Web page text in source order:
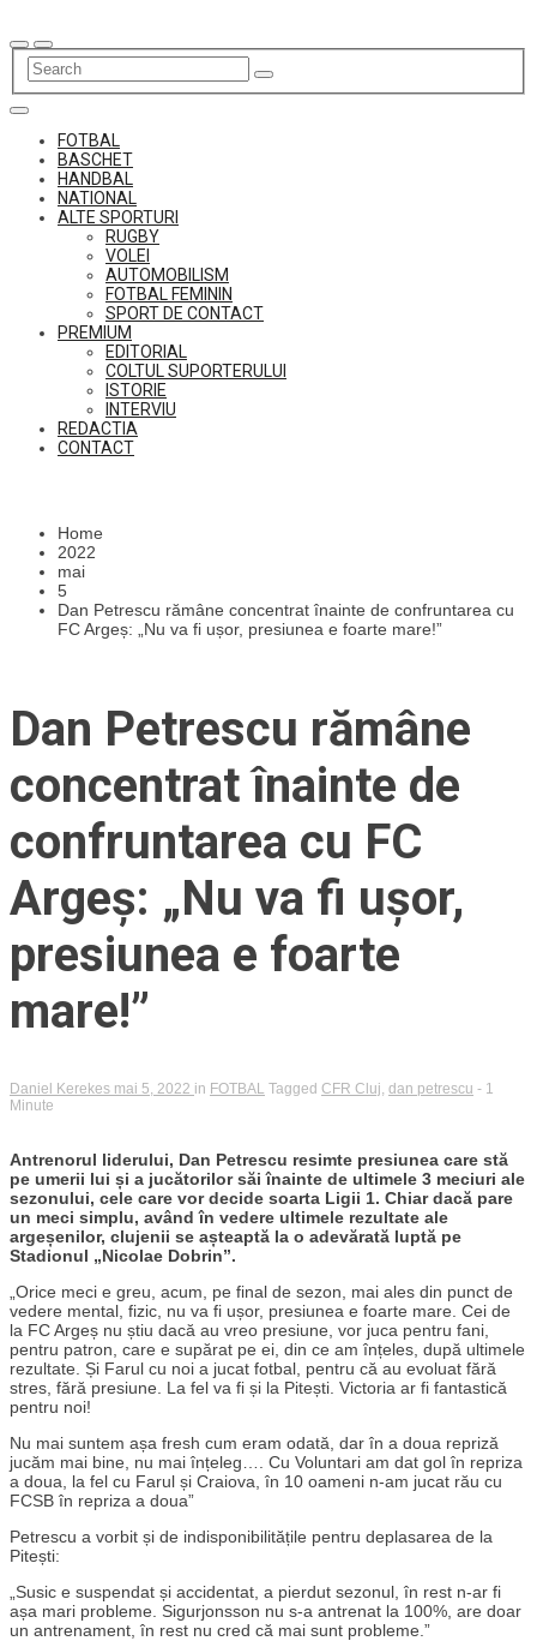
to
content
FOTBAL
BASCHET
HANDBAL
NATIONAL
ALTE SPORTURI
RUGBY
VOLEI
AUTOMOBILISM
FOTBAL FEMININ
SPORT DE CONTACT
PREMIUM
EDITORIAL
COLTUL SUPORTERULUI
ISTORIE
INTERVIU
REDACTIA
CONTACT
Home
2022
mai
5
Dan Petrescu rămâne concentrat înainte de confruntarea cu
FC Argeș: „Nu va fi ușor, presiunea e foarte mare!”
Dan Petrescu rămâne
concentrat înainte de
confruntarea cu FC
Argeș: „Nu va fi ușor,
presiunea e foarte
mare!”
Daniel Kerekes mai 5, 2022 in FOTBAL Tagged CFR Cluj dan petrescu - 1
Minute
Antrenorul liderului, Dan Petrescu resimte presiunea care stă
pe umerii lui și a jucătorilor săi înainte de ultimele 3 meciuri ale
sezonului, cele care vor decide soarta Ligii 1. Chiar dacă pare
un meci simplu, având în vedere ultimele rezultate ale
argeșenilor, clujenii se așteaptă la o adevărată luptă pe
Stadionul „Nicolae Dobrin”.
„Orice meci e greu, acum, pe final de sezon, mai ales din punct de
vedere mental, fizic, nu va fi ușor, presiunea e foarte mare. Cei de
la FC Argeș nu știu dacă au vreo presiune, vor juca pentru fani,
pentru patron, care e supărat pe ei, din ce am înțeles, după ultimele
rezultate. Și Farul cu noi a jucat fotbal, pentru că au evoluat fără
stres, fără presiune. La fel va fi și la Pitești. Victoria ar fi fantastică
pentru noi!
Nu mai suntem așa fresh cum eram odată, dar în a doua repriză
jucăm mai bine, nu mai înțeleg…. Cu Voluntari am dat gol în repriza
a doua, la fel cu Farul și Craiova, în 10 oameni n-am jucat rău cu
FCSB în repriza a doua”
Petrescu a vorbit și de indisponibilitățile pentru deplasarea de la
Pitești:
„Susic e suspendat și accidentat, a pierdut sezonul, în rest n-ar fi
așa mari probleme. Sigurjonsson nu s-a antrenat la 100%, are doar
un antrenament, în rest nu cred că mai sunt probleme.”